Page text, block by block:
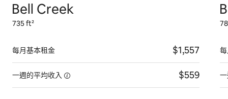
Bell Creek
735 ft²
每月基本租金 $1,557
一週的平均收入 $559